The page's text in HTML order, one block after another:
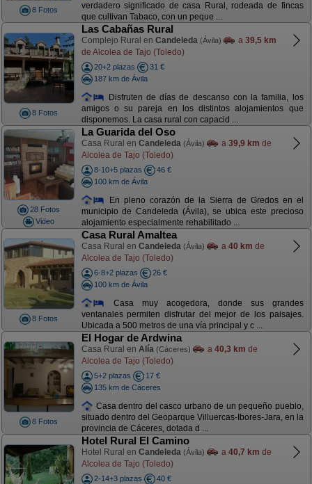
8 Fotos
verdadero significado de casa Rural, rodeada de fincas
que cultivan Tabaco, con un peque ...
8 Fotos
Las Cabañas Rural
Complejo Rural en Candeleda (Ávila) a 39,5 km
de Alcolea de Tajo (Toledo)
20+2 plazas
31 €
187 km de Ávila
Disfruten de días de descanso con la familia, los
amigos o su pareja en los distintos alojamientos que
disponemos. La casa rural con capacid ...
28 Fotos
Video
La Guarida del Oso
Casa Rural en Candeleda (Ávila) a 39,9 km de
Alcolea de Tajo (Toledo)
8-10+5 plazas
46 €
100 km de Ávila
En pleno corazón de la Sierra de Gredos en el
municipio de Candeleda (Ávila), se ubica este precioso
alojamiento especialmente rehabilitado ...
8 Fotos
Casa Rural Amaltea
Casa Rural en Candeleda (Ávila) a 40 km de
Alcolea de Tajo (Toledo)
6-8+2 plazas
26 €
100 km de Ávila
Casa muy acogedora, donde sus grandes
ventanales permiten disfrutar del mejor de los paisajes.
Ubicada a 500 metros de una vía principal y c ...
8 Fotos
El Hogar de Ardwina
Casa Rural en Alía (Cáceres) a 40,3 km de
Alcolea de Tajo (Toledo)
5+2 plazas
17 €
135 km de Cáceres
Casa dentro del casco urbano de un pequeño pueblo,
situado dentro del Geoparque Villuercas-Ibores-Jara, en la
provincia de Cáceres, dotada d ...
Hotel Rural El Camino
Hotel Rural en Candeleda (Ávila) a 40,7 km de
Alcolea de Tajo (Toledo)
2-14+3 plazas
40 €